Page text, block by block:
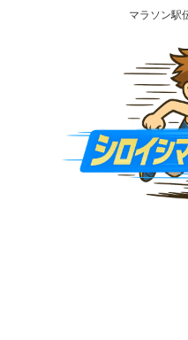
マラソン駅